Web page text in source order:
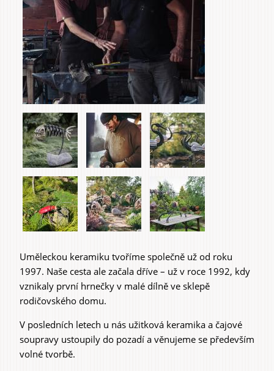
Uměleckou keramiku tvoříme společně už od roku
1997. Naše cesta ale začala dříve – už v roce 1992, kdy
vznikaly první hrnečky v malé dílně ve sklepě
rodičovského domu.
V posledních letech u nás užitková keramika a čajové
soupravy ustoupily do pozadí a věnujeme se především
volné tvorbě.